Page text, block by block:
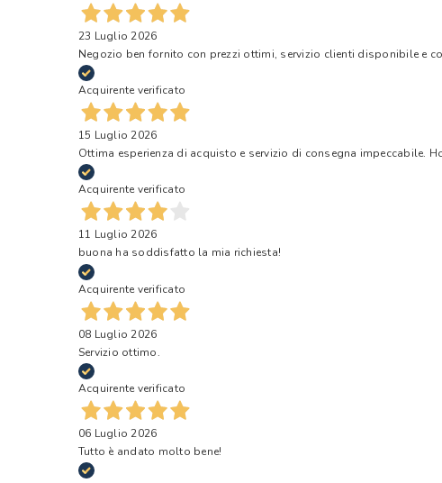
23 Luglio 2026
Negozio ben fornito con prezzi ottimi, servizio clienti disponibile e
Acquirente verificato
15 Luglio 2026
Ottima esperienza di acquisto e servizio di consegna impeccabile.
Acquirente verificato
11 Luglio 2026
buona ha soddisfatto la mia richiesta!
Acquirente verificato
08 Luglio 2026
Servizio ottimo.
Acquirente verificato
06 Luglio 2026
Tutto è andato molto bene!